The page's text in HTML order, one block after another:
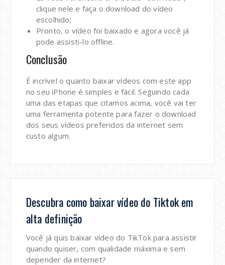
clique nele e faça o download do vídeo
escolhido;
Pronto, o vídeo foi baixado e agora você já
pode assisti-lo offline.
Conclusão
É incrível o quanto baixar vídeos com este app
no seu iPhone é simples e fácil. Seguindo cada
uma das etapas que citamos acima, você vai ter
uma ferramenta potente para fazer o download
dos seus vídeos preferidos da internet sem
custo algum.
Descubra como baixar vídeo do Tiktok em
alta definição
Você já quis baixar vídeo do TikTok para assistir
quando quiser, com qualidade máxima e sem
depender da internet?